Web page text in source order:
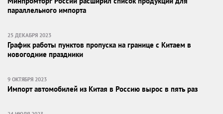
параллельного импорта
25 ДЕКАБРЯ 2023
График работы пунктов пропуска на границе с Китаем в
новогодние праздники
9 ОКТЯБРЯ 2023
Импорт автомобилей из Китая в Россию вырос в пять раз